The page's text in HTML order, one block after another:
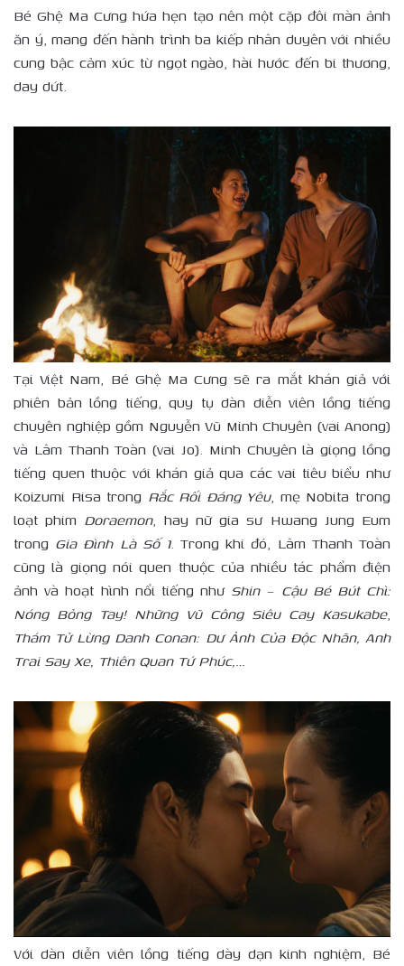
Bé Ghệ Ma Cưng hứa hẹn tạo nên một cặp đôi màn ảnh
ăn ý, mang đến hành trình ba kiếp nhân duyên với nhiều
cung bậc cảm xúc từ ngọt ngào, hài hước đến bi thương,
day dứt.
Tại Việt Nam, Bé Ghệ Ma Cưng sẽ ra mắt khán giả với
phiên bản lồng tiếng, quy tụ dàn diễn viên lồng tiếng
chuyên nghiệp gồm Nguyễn Vũ Minh Chuyên (vai Anong)
và Lâm Thanh Toàn (vai Jo). Minh Chuyên là giọng lồng
tiếng quen thuộc với khán giả qua các vai tiêu biểu như
Koizumi Risa trong Rắc Rối Đáng Yêu, mẹ Nobita trong
loạt phim Doraemon, hay nữ gia sư Hwang Jung Eum
trong Gia Đình Là Số 1. Trong khi đó, Lâm Thanh Toàn
cũng là giọng nói quen thuộc của nhiều tác phẩm điện
ảnh và hoạt hình nổi tiếng như Shin – Cậu Bé Bút Chì:
Nóng Bỏng Tay! Những Vũ Công Siêu Cay Kasukabe,
Thám Tử Lừng Danh Conan: Dư Ảnh Của Độc Nhãn, Anh
Trai Say Xe, Thiên Quan Tứ Phúc,…
Với dàn diễn viên lồng tiếng dày dạn kinh nghiệm, Bé